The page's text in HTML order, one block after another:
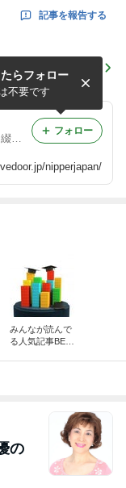
記事を報告する
一地方選挙と原発と
nipperjapan/
らフォロー
不要です
フォロー
みんなが読んで
る人気記事BES
の